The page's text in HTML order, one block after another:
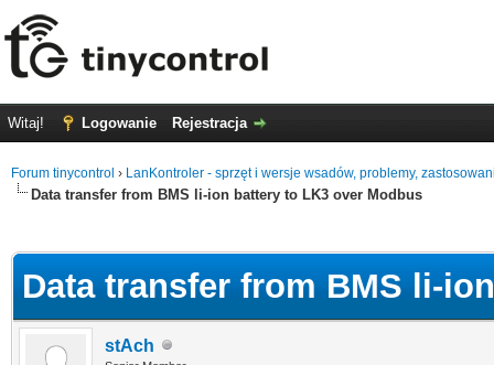
Witaj! Logowanie Rejestracja
Forum tinycontrol › LanKontroler - sprzęt i wersje wsadów, problemy,
Data transfer from BMS li-ion battery to LK3 over Modbus
Data transfer from BMS li-
stAch